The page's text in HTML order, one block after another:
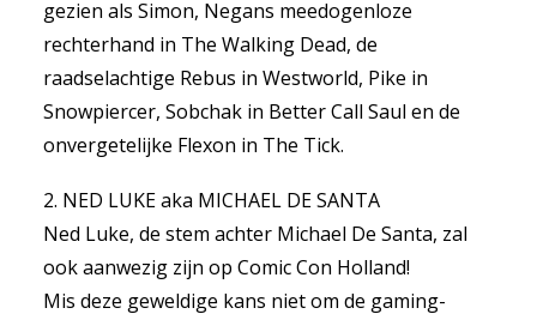
gezien als Simon, Negans meedogenloze
rechterhand in The Walking Dead, de
raadselachtige Rebus in Westworld, Pike in
Snowpiercer, Sobchak in Better Call Saul en de
onvergetelijke Flexon in The Tick.
2. NED LUKE aka MICHAEL DE SANTA
Ned Luke, de stem achter Michael De Santa, zal
ook aanwezig zijn op Comic Con Holland!
Mis deze geweldige kans niet om de gaming-